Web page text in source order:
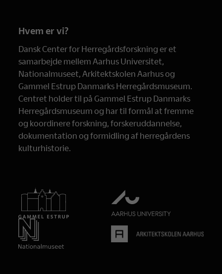
Hvem er vi?
Dansk Center for Herregårdsforskning er et
samarbejde mellem Aarhus Universitet,
Nationalmuseet, Arkitektskolen Aarhus og
Gammel Estrup Danmarks Herregårdsmuseum.
Centret holder til på Gammel Estrup Danmarks
Herregårdsmuseum og har til formål at fremme
og koordinere forskning, forskeruddannelse,
dokumentation og formidling af herregårdens
kulturhistorie.